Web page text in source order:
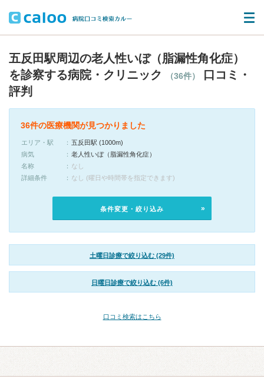
五反田駅周辺の老人性いぼ（脂漏性角化症）
を診察する病院・クリニック
（36件）
口コミ・
評判
36件の医療機関が見つかりました
エリア・駅
五反田駅 (1000m)
病気
老人性いぼ（脂漏性角化症）
名称
なし
詳細条件
なし (曜日や時間帯を指定できます)
条件変更・絞り込み
土曜日診療で絞り込む (29件)
日曜日診療で絞り込む (6件)
口コミ検索はこちら